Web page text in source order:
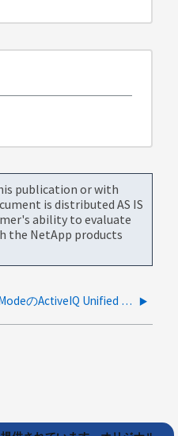
publication or with
is distributed AS IS
ability to evaluate
the NetApp products
Adminロールを使わずにCluster ModeのActiveIQ Unified Managerのユーザを設定することはできますか。